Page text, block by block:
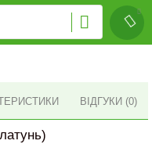
ВІДГУКИ (0)